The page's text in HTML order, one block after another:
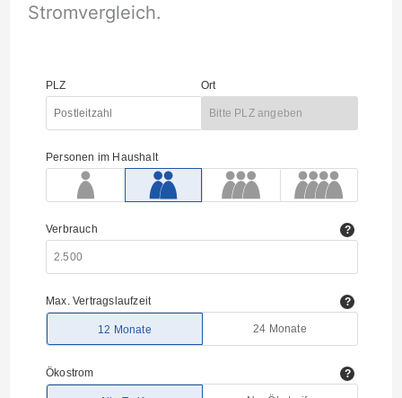
Stromvergleich.